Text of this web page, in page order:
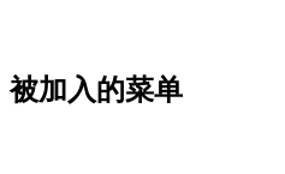
被加入的菜单